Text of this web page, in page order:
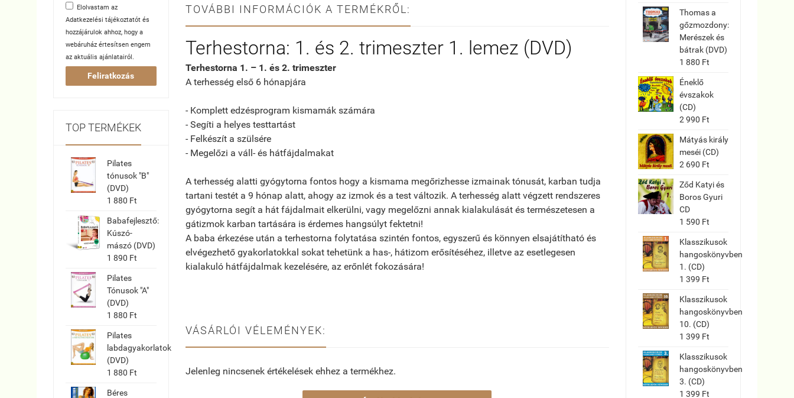
Elolvastam az
Adatkezelési tájékoztatót és
hozzájárulok ahhoz, hogy a
webáruház értesítsen engem
az aktuális ajánlatairól.
Feliratkozás
TOP TERMÉKEK
Pilates
tónusok "B"
(DVD)
1 880 Ft
Babafejlesztő:
Kúszó-
mászó (DVD)
1 890 Ft
Pilates
Tónusok "A"
(DVD)
1 880 Ft
Pilates
labdagyakorlatok
(DVD)
1 880 Ft
Béres
TOVÁBBI INFORMÁCIÓK A TERMÉKRŐL:
Terhestorna: 1. és 2. trimeszter 1. lemez (DVD)
Terhestorna 1. – 1. és 2. trimeszter
A terhesség első 6 hónapjára
- Komplett edzésprogram kismamák számára
- Segíti a helyes testtartást
- Felkészít a szülsére
- Megelőzi a váll- és hátfájdalmakat
A terhesség alatti gyógytorna fontos hogy a kismama megőrizhesse izmainak tónusát, karban tudja
tartani testét a 9 hónap alatt, ahogy az izmok és a test változik. A terhesség alatt végzett rendszeres
gyógytorna segít a hát fájdalmait elkerülni, vagy megelőzni annak kialakulását és természetesen a
gátizmok karban tartására is érdemes hangsúlyt fektetni!
A baba érkezése után a terhestorna folytatása szintén fontos, egyszerű és könnyen elsajátítható és
elvégezhető gyakorlatokkal sokat tehetünk a has-, hátizom erősítéséhez, illetve az esetlegesen
kialakuló hátfájdalmak kezelésére, az erőnlét fokozására!
VÁSÁRLÓI VÉLEMÉNYEK:
Jelenleg nincsenek értékelések ehhez a termékhez.
Thomas a
gőzmozdony:
Merészek és
bátrak (DVD)
1 880 Ft
Éneklő
évszakok
(CD)
2 990 Ft
Mátyás király
meséi (CD)
2 690 Ft
Ződ Katyi és
Boros Gyuri
CD
1 590 Ft
Klasszikusok
hangoskönyvben
1. (CD)
1 399 Ft
Klasszikusok
hangoskönyvben
10. (CD)
1 399 Ft
Klasszikusok
hangoskönyvben
3. (CD)
1 399 Ft